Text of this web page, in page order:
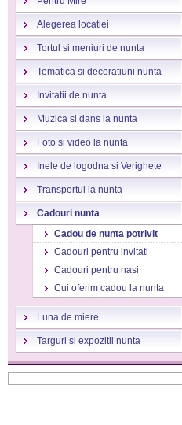
Alegerea locatiei
Tortul si meniuri de nunta
Tematica si decoratiuni nunta
Invitatii de nunta
Muzica si dans la nunta
Foto si video la nunta
Inele de logodna si Verighete
Transportul la nunta
Cadouri nunta
Cadou de nunta potrivit
Cadouri pentru invitati
Cadouri pentru nasi
Cui oferim cadou la nunta
Luna de miere
Targuri si expozitii nunta